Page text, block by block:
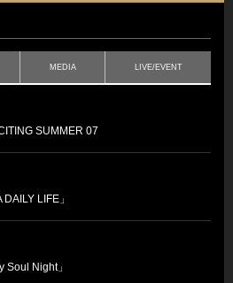
MEDIA LIVE/EVENT
SUMMER 07
LIFE」
Soul Night」